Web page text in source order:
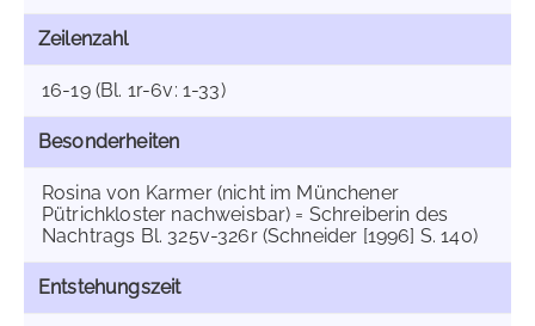
Zeilenzahl
16-19 (Bl. 1r-6v: 1-33)
Besonderheiten
Rosina von Karmer (nicht im Münchener
Pütrichkloster nachweisbar) = Schreiberin des
Nachtrags Bl. 325v-326r (Schneider [1996] S. 140)
Entstehungszeit